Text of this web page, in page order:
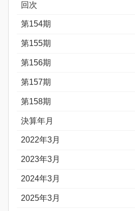
回次
第154期
第155期
第156期
第157期
第158期
決算年月
2022年3月
2023年3月
2024年3月
2025年3月